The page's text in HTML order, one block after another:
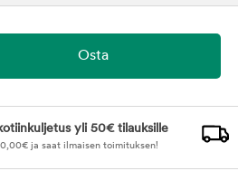
yli 50€ tilauksille
€ ja saat ilmaisen toimituksen!